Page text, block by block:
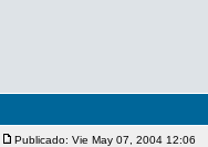
Publicado: Vie May 07, 2004 12:06